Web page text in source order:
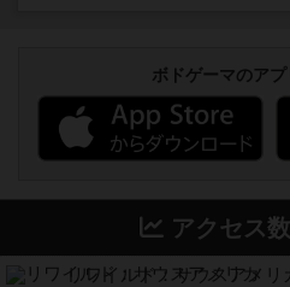
ボドゲーマのア
アクセス
リワイルド：サウスアメリ